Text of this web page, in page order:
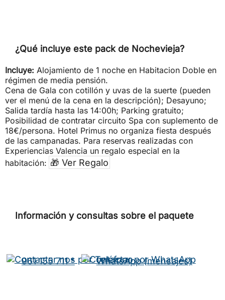
¿Qué incluye este pack de Nochevieja?
Incluye: Alojamiento de 1 noche en Habitacion Doble en
régimen de media pensión.
Cena de Gala con cotillón y uvas de la suerte (pueden
ver el menú de la cena en la descripción); Desayuno;
Salida tardía hasta las 14:00h; Parking gratuito;
Posibilidad de contratar circuito Spa con suplemento de
18€/persona. Hotel Primus no organiza fiesta después
de las campanadas. Para reservas realizadas con
Experiencias Valencia un regalo especial en la
habitación: 🎁 Ver Regalo
Información y consultas sobre el paquete
961 155 711 * WhatsApp (mensajes)